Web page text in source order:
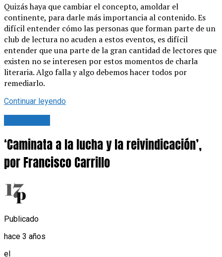
Quizás haya que cambiar el concepto, amoldar el
continente, para darle más importancia al contenido. Es
difícil entender cómo las personas que forman parte de un
club de lectura no acuden a estos eventos, es difícil
entender que una parte de la gran cantidad de lectores que
existen no se interesen por estos momentos de charla
literaria. Algo falla y algo debemos hacer todos por
remediarlo.
Continuar leyendo
‘Caminata a la lucha y la reivindicación’,
por Francisco Carrillo
Publicado
hace 3 años
el